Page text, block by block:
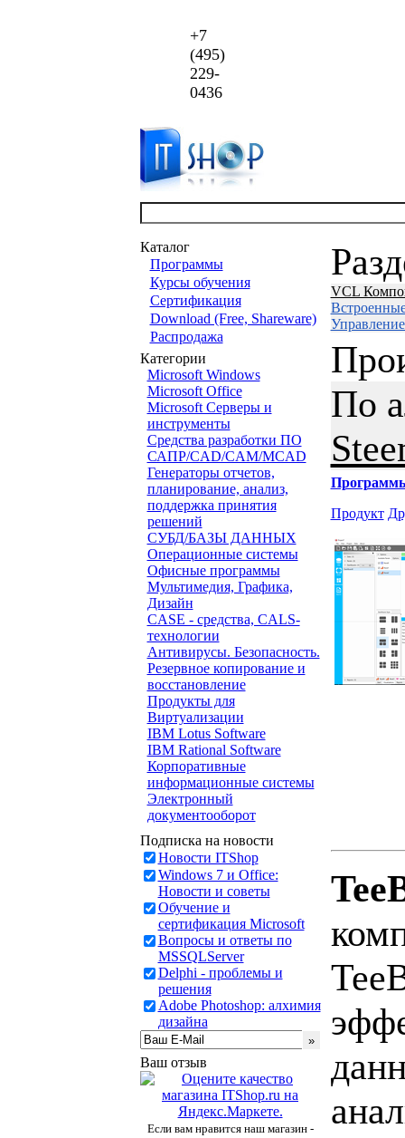
+7
(495)
229-
0436
Каталог
Программы
Курсы обучения
Сертификация
Download (Free, Shareware)
Распродажа
Категории
Microsoft Windows
Microsoft Office
Microsoft Серверы и
инструменты
Средства разработки ПО
САПР/CAD/CAM/MCAD
Генераторы отчетов,
планирование, анализ,
поддержка принятия
решений
СУБД/БАЗЫ ДАННЫХ
Операционные системы
Офисные программы
Мультимедия, Графика,
Дизайн
CASE - средства, CALS-
технологии
Антивирусы. Безопасность.
Резервное копирование и
восстановление
Продукты для
Виртуализации
IBM Lotus Software
IBM Rational Software
Корпоративные
информационные системы
Электронный
документооборот
Подписка на новости
Новости ITShop
Windows 7 и Office:
Новости и советы
Обучение и
сертификация Microsoft
Вопросы и ответы по
MSSQLServer
Delphi - проблемы и
решения
Adobe Photoshop: алхимия
дизайна
Ваш отзыв
Если вам нравится наш магазин -
VCL
По
Продукт